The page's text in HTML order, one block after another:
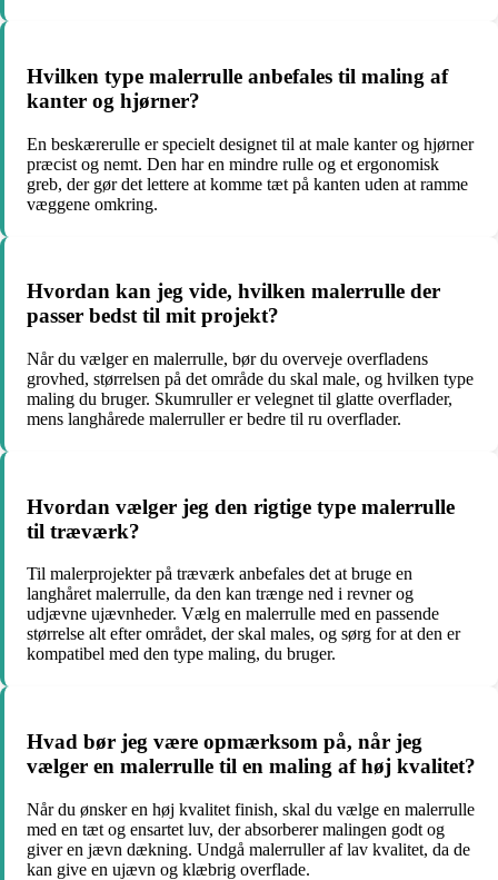
Hvilken type malerrulle anbefales til maling af
kanter og hjørner?
En beskærerulle er specielt designet til at male kanter og hjørner
præcist og nemt. Den har en mindre rulle og et ergonomisk
greb, der gør det lettere at komme tæt på kanten uden at ramme
væggene omkring.
Hvordan kan jeg vide, hvilken malerrulle der
passer bedst til mit projekt?
Når du vælger en malerrulle, bør du overveje overfladens
grovhed, størrelsen på det område du skal male, og hvilken type
maling du bruger. Skumruller er velegnet til glatte overflader,
mens langhårede malerruller er bedre til ru overflader.
Hvordan vælger jeg den rigtige type malerrulle
til træværk?
Til malerprojekter på træværk anbefales det at bruge en
langhåret malerrulle, da den kan trænge ned i revner og
udjævne ujævnheder. Vælg en malerrulle med en passende
størrelse alt efter området, der skal males, og sørg for at den er
kompatibel med den type maling, du bruger.
Hvad bør jeg være opmærksom på, når jeg
vælger en malerrulle til en maling af høj kvalitet?
Når du ønsker en høj kvalitet finish, skal du vælge en malerrulle
med en tæt og ensartet luv, der absorberer malingen godt og
giver en jævn dækning. Undgå malerruller af lav kvalitet, da de
kan give en ujævn og klæbrig overflade.